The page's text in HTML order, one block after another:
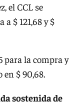
el CCL se
$ 121,68 y $
para la compra y
en $ 90,68.
sostenida de